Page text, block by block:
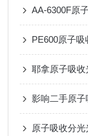
PE600原子
耶拿原子吸
影响二手原
原子吸收分